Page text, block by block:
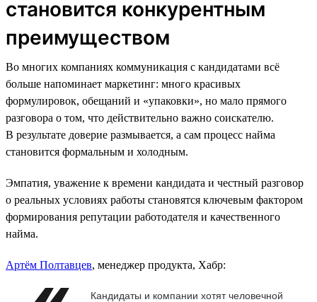
становится конкурентным
преимуществом
Во многих компаниях коммуникация с кандидатами всё
больше напоминает маркетинг: много красивых
формулировок, обещаний и «упаковки», но мало прямого
разговора о том, что действительно важно соискателю.
В результате доверие размывается, а сам процесс найма
становится формальным и холодным.
Эмпатия, уважение к времени кандидата и честный разговор
о реальных условиях работы становятся ключевым фактором
формирования репутации работодателя и качественного
найма.
Артём Полтавцев, менеджер продукта, Хабр:
Кандидаты и компании хотят человечной